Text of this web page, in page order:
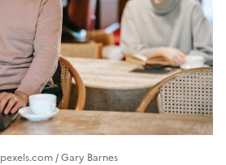
/ Gary Barnes